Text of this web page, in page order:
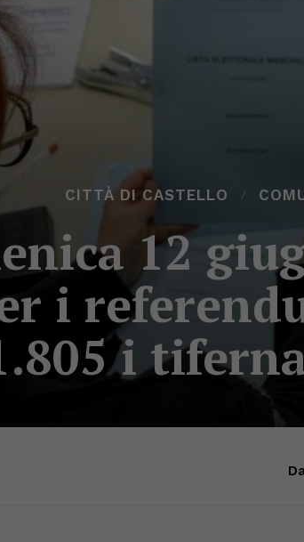
CITTÀ DI CASTELLO
12
i
i